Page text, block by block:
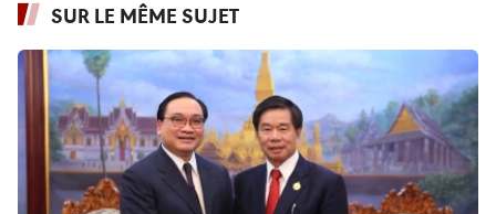
SUR LE MÊME SUJET